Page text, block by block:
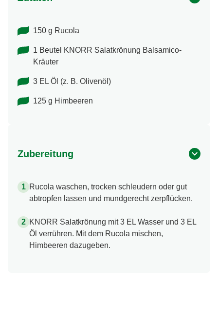
150 g Rucola
1 Beutel KNORR Salatkrönung Balsamico-​
Kräuter
3 EL Öl (z. B. Olivenöl)
125 g Himbeeren
Zubereitung
Rucola waschen, trocken schleudern oder gut
abtropfen lassen und mundgerecht zerpflücken.
KNORR Salatkrönung mit 3 EL Wasser und 3 EL
Öl verrühren. Mit dem Rucola mischen,
Himbeeren dazugeben.